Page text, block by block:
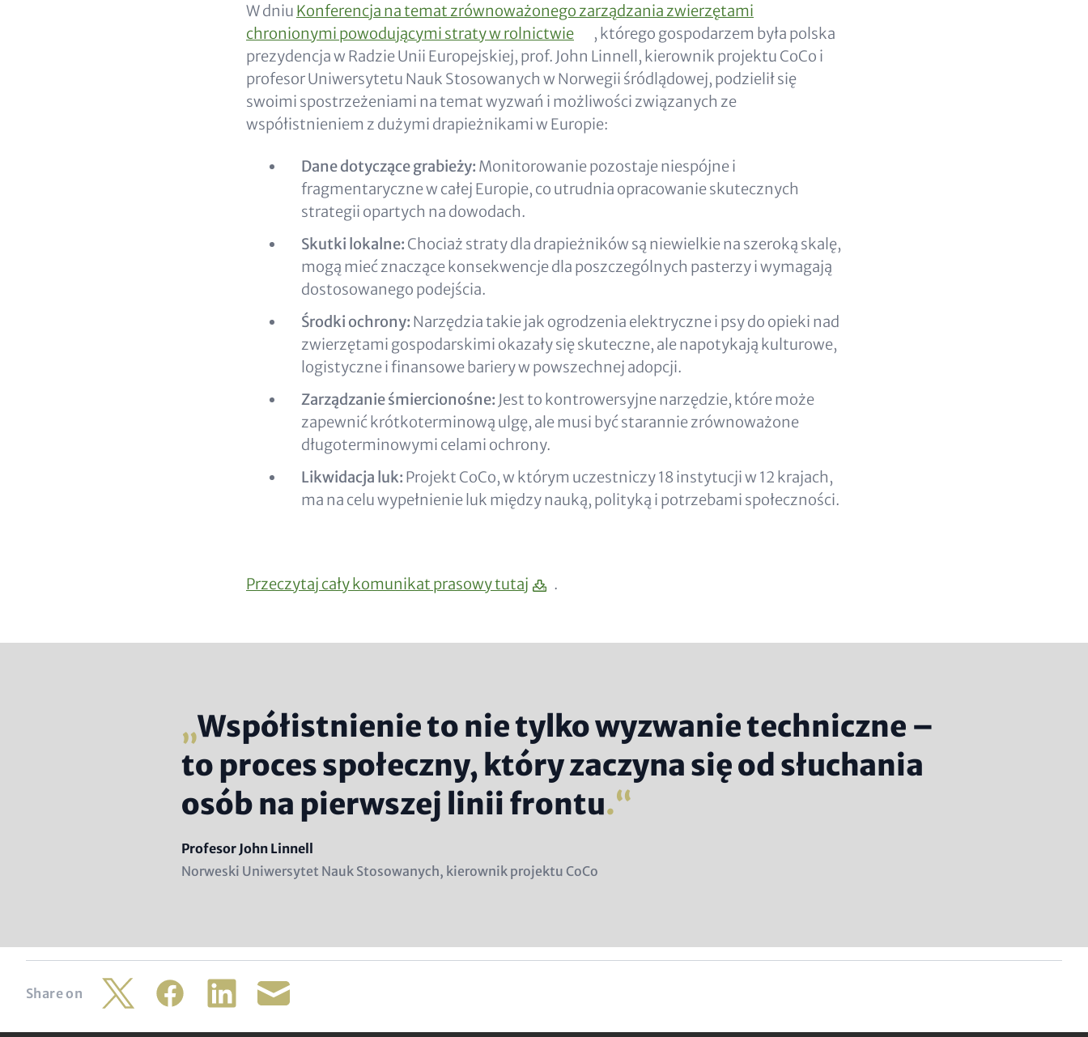
W dniu Konferencja na temat zrównoważonego zarządzania zwierzętami
chronionymi powodującymi straty w rolnictwie
, którego gospodarzem była polska
prezydencja w Radzie Unii Europejskiej, prof. John Linnell, kierownik projektu CoCo i
profesor Uniwersytetu Nauk Stosowanych w Norwegii śródlądowej, podzielił się
swoimi spostrzeżeniami na temat wyzwań i możliwości związanych ze
współistnieniem z dużymi drapieżnikami w Europie:
Dane dotyczące grabieży: Monitorowanie pozostaje niespójne i
fragmentaryczne w całej Europie, co utrudnia opracowanie skutecznych
strategii opartych na dowodach.
Skutki lokalne: Chociaż straty dla drapieżników są niewielkie na szeroką skalę,
mogą mieć znaczące konsekwencje dla poszczególnych pasterzy i wymagają
dostosowanego podejścia.
Środki ochrony: Narzędzia takie jak ogrodzenia elektryczne i psy do opieki nad
zwierzętami gospodarskimi okazały się skuteczne, ale napotykają kulturowe,
logistyczne i finansowe bariery w powszechnej adopcji.
Zarządzanie śmiercionośne: Jest to kontrowersyjne narzędzie, które może
zapewnić krótkoterminową ulgę, ale musi być starannie zrównoważone
długoterminowymi celami ochrony.
Likwidacja luk: Projekt CoCo, w którym uczestniczy 18 instytucji w 12 krajach,
ma na celu wypełnienie luk między nauką, polityką i potrzebami społeczności.
Przeczytaj cały komunikat prasowy tutaj .
Współistnienie to nie tylko wyzwanie techniczne –
to proces społeczny, który zaczyna się od słuchania
osób na pierwszej linii frontu.
Name
Profesor John Linnell
Position
Norweski Uniwersytet Nauk Stosowanych, kierownik projektu CoCo
Share on